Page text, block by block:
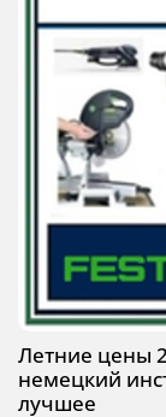
Летние цены
немецкий
лучшее